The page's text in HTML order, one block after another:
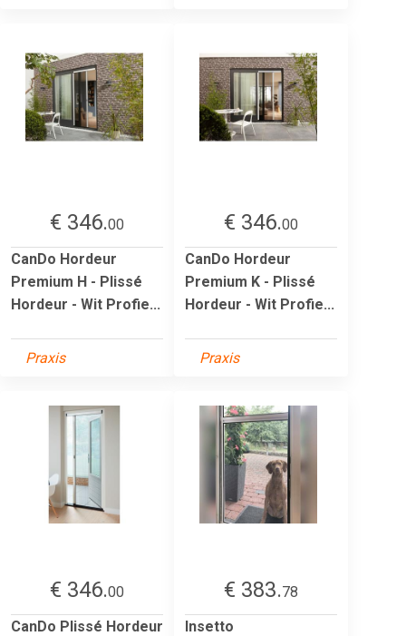
€ 346.00
CanDo Hordeur
Premium H - Plissé
Hordeur - Wit Profie...
Praxis
€ 346.00
CanDo Hordeur
Premium K - Plissé
Hordeur - Wit Profie...
Praxis
€ 346.00
CanDo Plissé Hordeur
€ 383.78
Insetto